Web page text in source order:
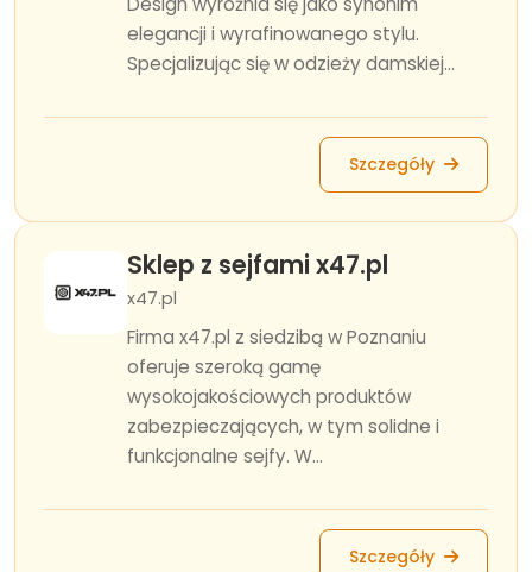
elegancji i wyrafinowanego stylu.
Specjalizując się w odzieży damskiej...
Szczegóły
Sklep z sejfami x47.pl
x47.pl
Firma x47.pl z siedzibą w Poznaniu
oferuje szeroką gamę
wysokojakościowych produktów
zabezpieczających, w tym solidne i
funkcjonalne sejfy. W...
Szczegóły